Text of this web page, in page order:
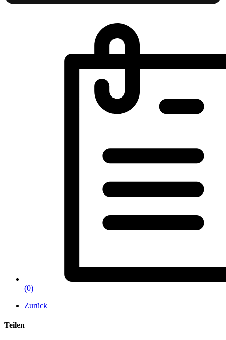
(0)
Zurück
Teilen